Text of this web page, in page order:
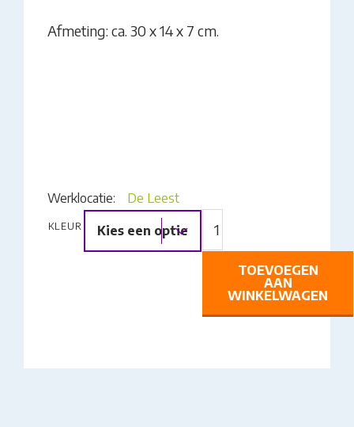
Werklocatie: De Leest
Afmeting: ca. 30 x 14 x 7 cm.
KLEUR Kies een optie
GESTAPELD
AANTAL
TOEVOEGEN
AAN
WINKELWAGEN